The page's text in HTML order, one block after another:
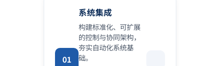
01
系统集成
构建标准化、可扩展
的控制与协同架构，
夯实自动化系统基
础。